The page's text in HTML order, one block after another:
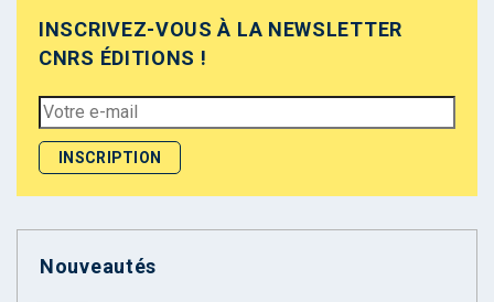
INSCRIVEZ-VOUS À LA NEWSLETTER
CNRS ÉDITIONS !
Nouveautés